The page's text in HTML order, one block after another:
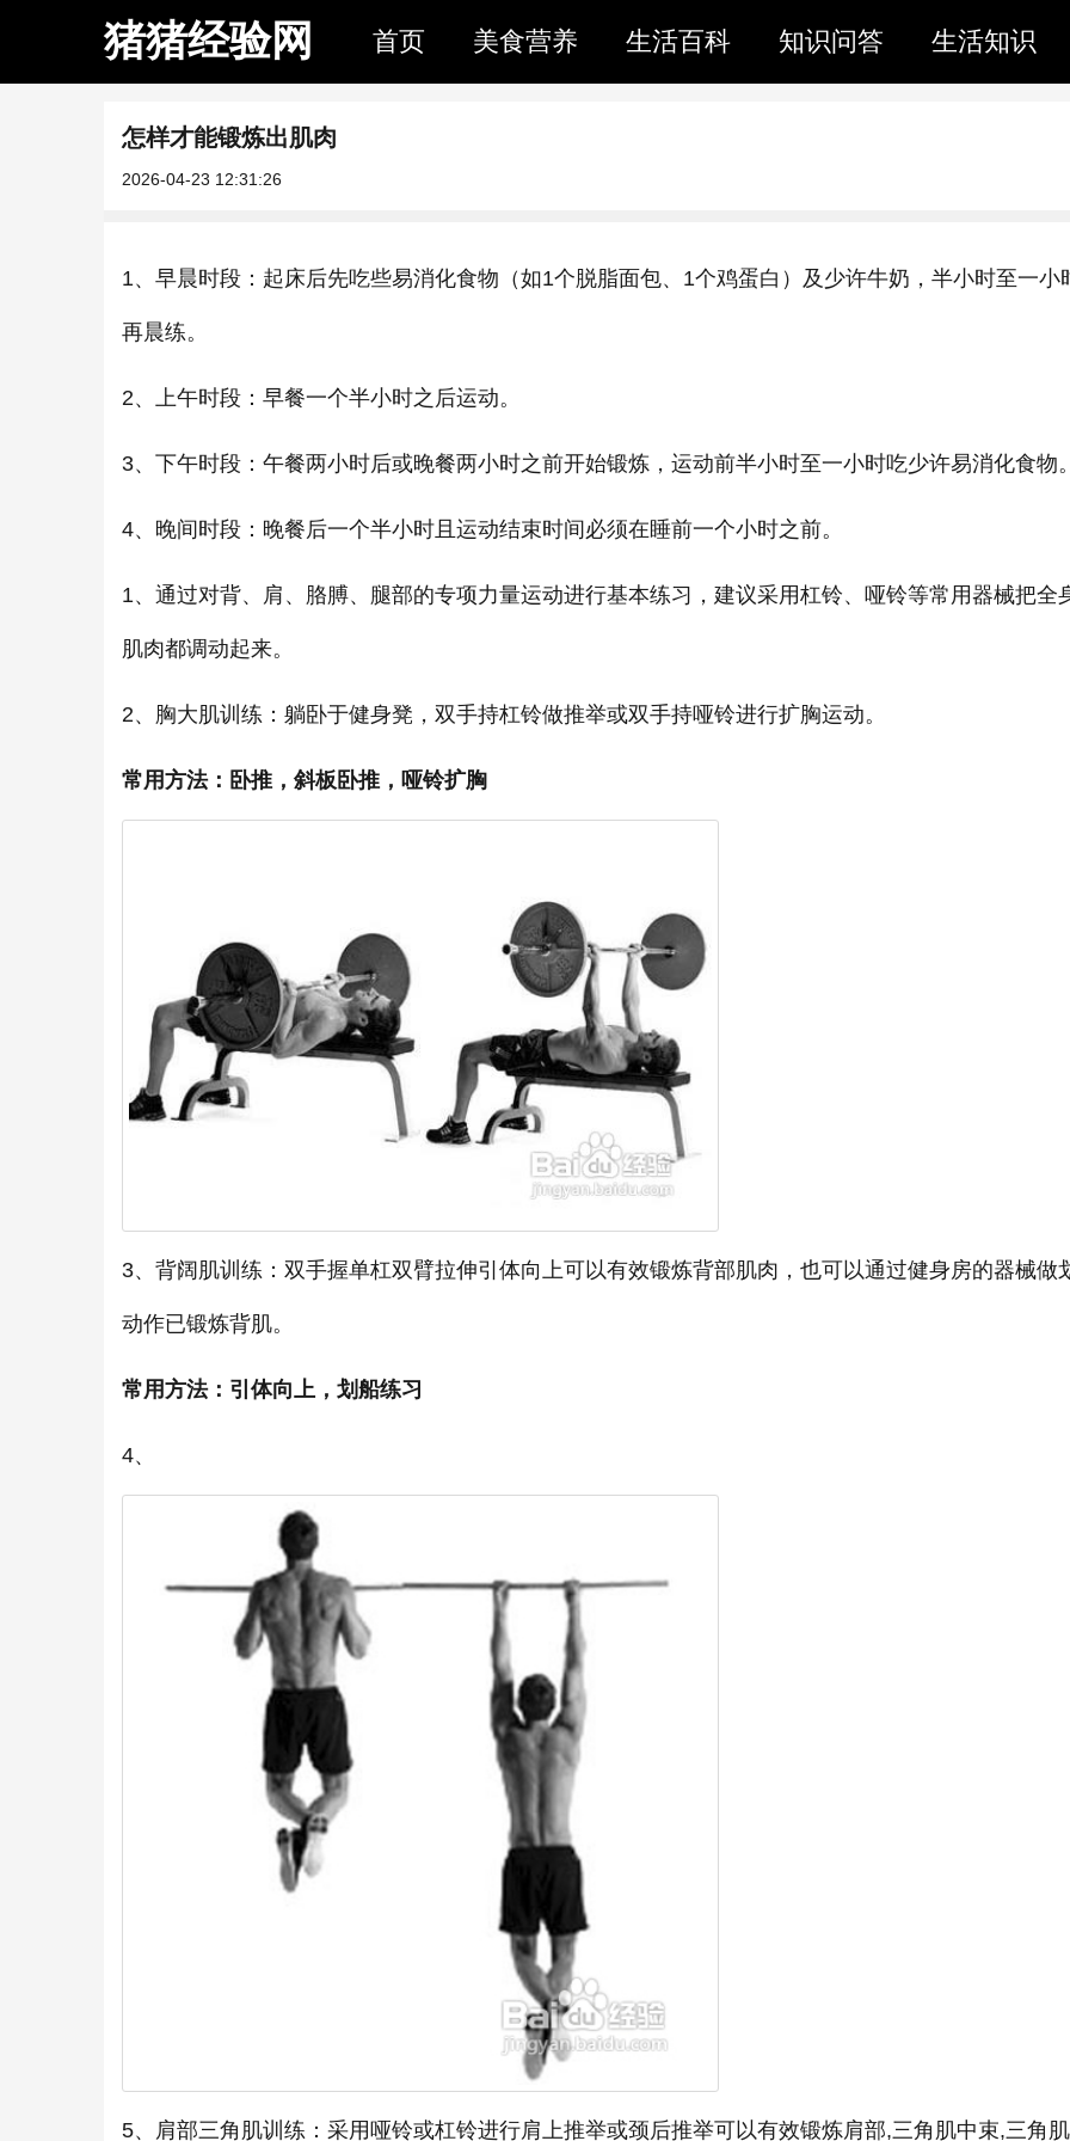
猪猪经验网 首页 美食营养 生活百科 知识问答 生活知识
怎样才能锻炼出肌肉
2026-04-23 12:31:26
1、早晨时段：起床后先吃些易消化食物（如1个脱脂面包、1个鸡蛋白）及少许牛奶，半小时至一小
再晨练。
2、上午时段：早餐一个半小时之后运动。
3、下午时段：午餐两小时后或晚餐两小时之前开始锻炼，运动前半小时至一小时吃少许易消化食物
4、晚间时段：晚餐后一个半小时且运动结束时间必须在睡前一个小时之前。
1、通过对背、肩、胳膊、腿部的专项力量运动进行基本练习，建议采用杠铃、哑铃等常用器械把全
肌肉都调动起来。
2、胸大肌训练：躺卧于健身凳，双手持杠铃做推举或双手持哑铃进行扩胸运动。
常用方法：卧推，斜板卧推，哑铃扩胸
3、背阔肌训练：双手握单杠双臂拉伸引体向上可以有效锻炼背部肌肉，也可以通过健身房的器械做
动作已锻炼背肌。
常用方法：引体向上，划船练习
4、
5、肩部三角肌训练：采用哑铃或杠铃进行肩上推举或颈后推举可以有效锻炼肩部,三角肌中束,三角